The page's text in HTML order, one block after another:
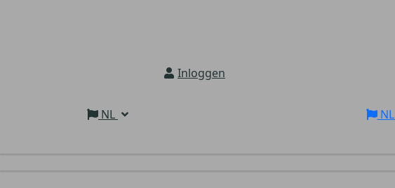
Inloggen
NL NL